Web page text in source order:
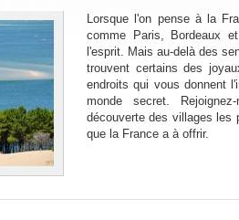
Lorsque l'on pense à la
comme Paris, Bordeaux
l'esprit. Mais au-delà des
trouvent certains des
endroits qui vous donnent
monde secret.
découverte des villages les
que la France a à offrir.